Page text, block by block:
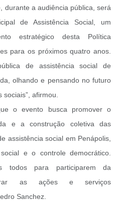
durante a audiência pública, será
de Assistência Social, um
estratégico desta Política
para os próximos quatro anos.
de assistência social de
olhando e pensando no futuro
afirmou.
o evento busca promover o
e a construção coletiva das
assistência social em Penápolis,
e o controle democrático.
todos para participarem da
as ações e serviços
Sanchez.